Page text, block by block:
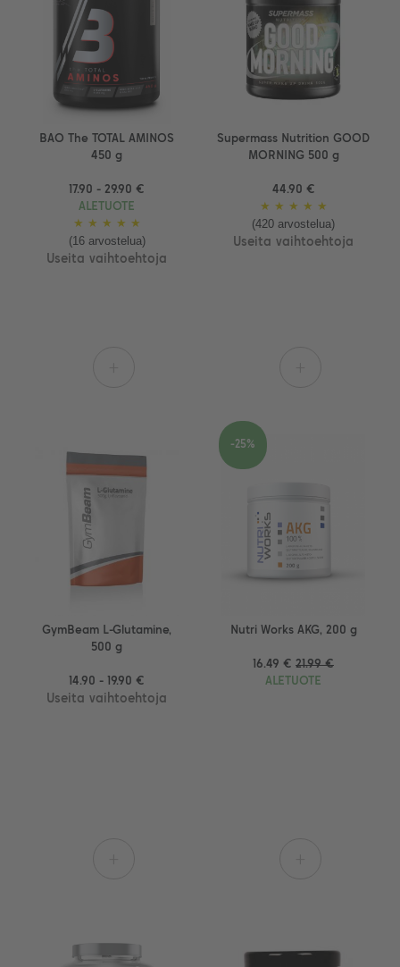
BAO The TOTAL AMINOS
450 g
17.90 - 29.90 €
ALETUOTE
★ ★ ★ ★ ★
(16 arvostelua)
Useita vaihtoehtoja
Supermass Nutrition GOOD
MORNING 500 g
44.90 €
★ ★ ★ ★ ★
(420 arvostelua)
Useita vaihtoehtoja
GymBeam L-Glutamine,
500 g
14.90 - 19.90 €
Useita vaihtoehtoja
Nutri Works AKG, 200 g
16.49 € 21.99 €
ALETUOTE
-25%